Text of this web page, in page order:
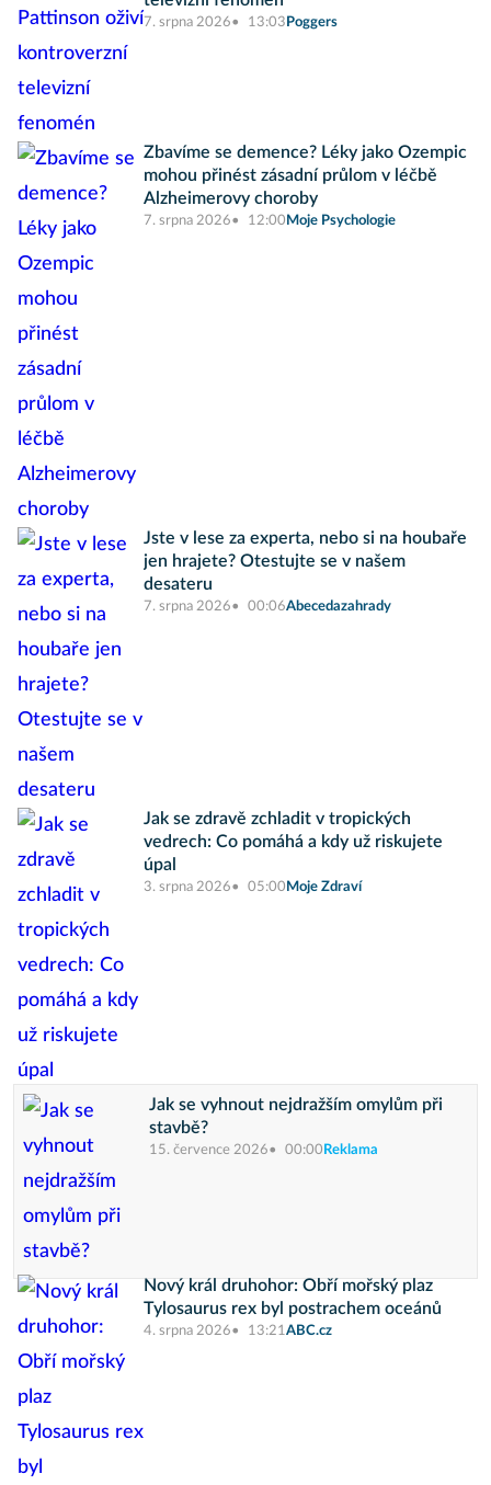
7. srpna 2026 13:03 Poggers
Zbavíme se demence? Léky jako Ozempic
mohou přinést zásadní průlom v léčbě
Alzheimerovy choroby
7. srpna 2026 12:00 Moje Psychologie
Jste v lese za experta, nebo si na houbaře
jen hrajete? Otestujte se v našem
desateru
7. srpna 2026 00:06Abecedazahrady
Jak se zdravě zchladit v tropických
vedrech: Co pomáhá a kdy už riskujete
úpal
3. srpna 2026 05:00 Moje Zdraví
Jak se vyhnout nejdražším omylům při
stavbě?
15. července 2026 00:00 Reklama
Nový král druhohor: Obří mořský plaz
Tylosaurus rex byl postrachem oceánů
4. srpna 2026 13:21ABC.cz